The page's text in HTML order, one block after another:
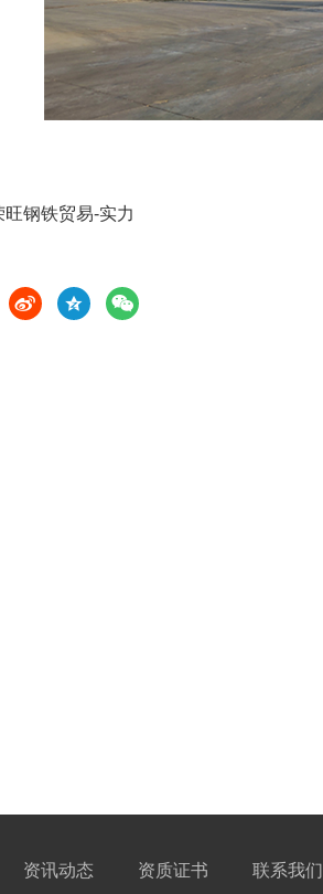
旺钢铁贸易-实力
资讯动态 资质证书 联系我们